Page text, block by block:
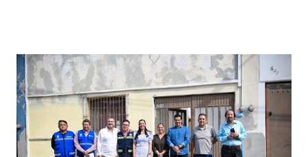
conoces ni la mitad de lo que deberías saber. Pero incluso
quienes ya han tenido relaciones sexuales no son expertos
o expertas en el tema. Siempre hay algo nuevo que
aprender y nuevas experiencias que conocer. Si eres una
chica y aún no has tenido relaciones sexuales, tal vez